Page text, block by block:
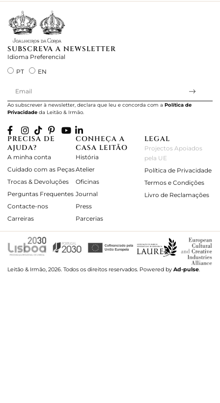
SUBSCREVA A NEWSLETTER
Idioma Preferencial
PT
EN
Ao subscrever à newsletter, declara que leu e concorda com a Política de
Privacidade da Leitão & Irmão.
PRECISA DE
AJUDA?
A minha conta
Cuidado com as Peças
Trocas & Devoluções
Perguntas Frequentes
Contacte-nos
Carreiras
CONHEÇA A
CASA LEITÃO
História
Atelier
Oficinas
Journal
Press
Parcerias
LEGAL
Projectos Apoiados
pela UE
Política de Privacidade
Termos e Condições
Livro de Reclamações
Leitão & Irmão, 2026. Todos os direitos reservados. Powered by Ad-pulse.